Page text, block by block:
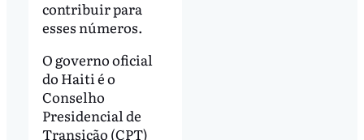
contribuir para
esses números.
O governo oficial
do Haiti é o
Conselho
Presidencial de
Transição (CPT)